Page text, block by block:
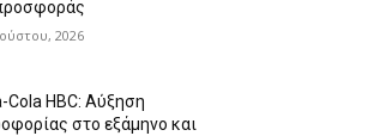
2026
Cola HBC: Αύξηση
στο εξάμηνο και